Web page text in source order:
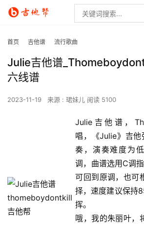
首页 吉他谱 流行歌曲
Julie吉他谱
六线谱
2023-11-19 来源 : 珺妹儿 阅读 5100
Julie吉他谱，
唱，《Julie》吉
奏，演奏难度为
调，曲谱选用C调
可回到原调，也可
择，速度建议保持
挥。
哦，我的朱丽叶，